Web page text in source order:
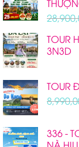
TOUR
3N3D
TOUR
336 -